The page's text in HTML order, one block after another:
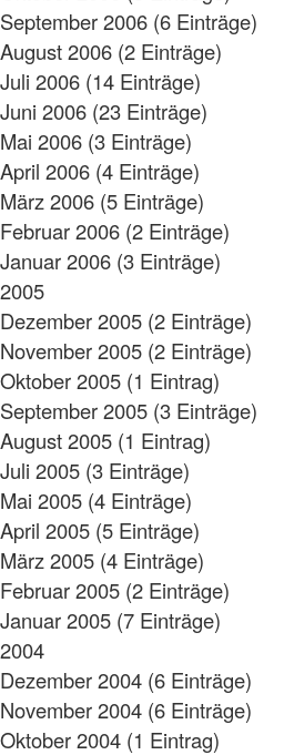
September 2006 (6 Einträge)
August 2006 (2 Einträge)
Juli 2006 (14 Einträge)
Juni 2006 (23 Einträge)
Mai 2006 (3 Einträge)
April 2006 (4 Einträge)
März 2006 (5 Einträge)
Februar 2006 (2 Einträge)
Januar 2006 (3 Einträge)
2005
Dezember 2005 (2 Einträge)
November 2005 (2 Einträge)
Oktober 2005 (1 Eintrag)
September 2005 (3 Einträge)
August 2005 (1 Eintrag)
Juli 2005 (3 Einträge)
Mai 2005 (4 Einträge)
April 2005 (5 Einträge)
März 2005 (4 Einträge)
Februar 2005 (2 Einträge)
Januar 2005 (7 Einträge)
2004
Dezember 2004 (6 Einträge)
November 2004 (6 Einträge)
Oktober 2004 (1 Eintrag)